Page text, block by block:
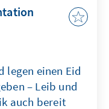
legen einen Eid
– Leib und
auch bereit